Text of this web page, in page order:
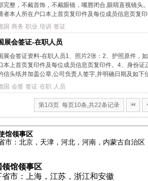
完整，不戴首饰，不戴眼镜，嘴唇闭合,眼睛直视镜
者本人所在户口本上首页复印件及每位成员信息页复
国 商务 职业 培训 签证
展会签证-在职人员
展会签证资料-在职人员1、照片2张：2、护照原件，
本上首页复印件及每位成员信息页复印件。4、身份
信头纸并加盖公章,公司负责人签字,并明确日期及如下
国 会签 签证 在职 人员
第1/3页 每页10条,共22条记录
馆领事区
市：北京，天津，河北，河南，内蒙古自治
领馆领事区
市：上海，江苏，浙江和安徽